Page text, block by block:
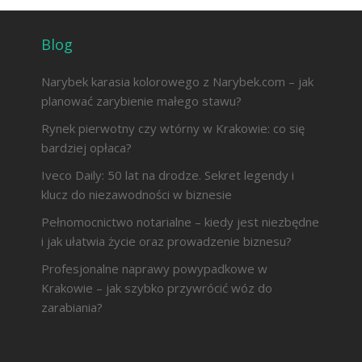
Blog
Narybek karasia kolorowego z Narybek.com – jak
planować zarybienie małego stawu?
Rynek pierwotny czy wtórny w Krakowie: co się
bardziej opłaca?
Iveco Daily: 50 lat na drodze. Sekret legendy i
klucz do niezawodności w biznesie
Pełnomocnictwo notarialne – kiedy jest niezbędne
i jak ułatwia życie oraz prowadzenie biznesu?
Profesjonalne naprawy powypadkowe w
Krakowie – jak szybko przywrócić wóz do
zarabiania?